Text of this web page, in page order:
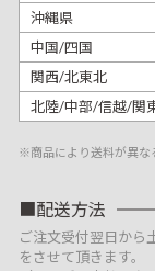
沖縄県
中国/四国
関西/北東北
北陸/中部/信越/関
※商品により送料が異な
配送方法
ご注文受付翌日から
をさせて頂きます。